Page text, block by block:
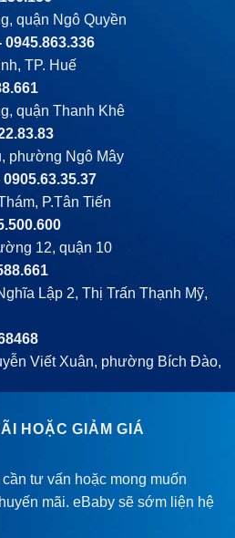
quận Ngô Quyền
0945.863.336
TP. Huế
quận Thanh Khê
phường Ngô Mây
0905.63.35.37
P.Tân Tiến
12, quận 10
Lập 2, Thị Trấn Thạnh Mỹ,
Viết Xuân, phường Bích Đào,
HOẶC GIẢM GIÁ
tư vấn hoặc mong muốn
mãi. eBaby sẽ sớm liện hệ